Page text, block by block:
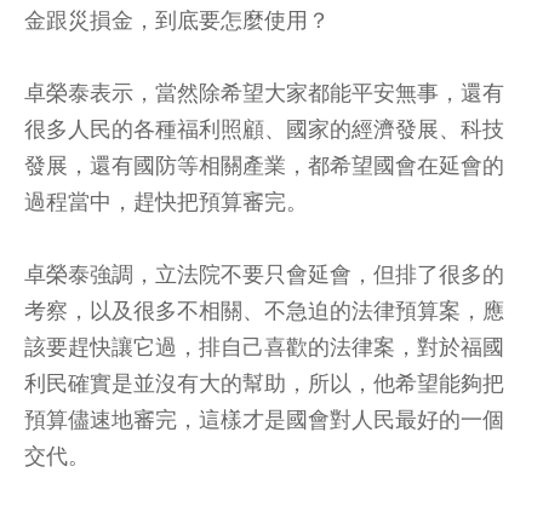
金跟災損金，到底要怎麼使用？
卓榮泰表示，當然除希望大家都能平安無事，還有
很多人民的各種福利照顧、國家的經濟發展、科技
發展，還有國防等相關產業，都希望國會在延會的
過程當中，趕快把預算審完。
卓榮泰強調，立法院不要只會延會，但排了很多的
考察，以及很多不相關、不急迫的法律預算案，應
該要趕快讓它過，排自己喜歡的法律案，對於福國
利民確實是並沒有大的幫助，所以，他希望能夠把
預算儘速地審完，這樣才是國會對人民最好的一個
交代。